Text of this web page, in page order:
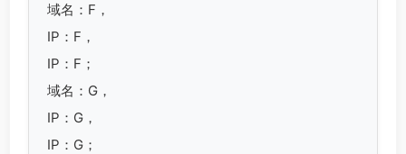
域名：F，
IP：F，
IP：F；
域名：G，
IP：G，
IP：G；